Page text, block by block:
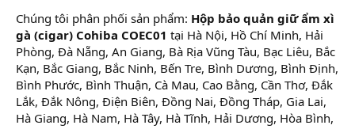
Chúng tôi phân phối sản phẩm: Hộp bảo quản giữ ẩm xì
gà (cigar) Cohiba COEC01 tại Hà Nội, Hồ Chí Minh, Hải
Phòng, Đà Nẵng, An Giang, Bà Rịa Vũng Tàu, Bạc Liêu, Bắc
Kạn, Bắc Giang, Bắc Ninh, Bến Tre, Bình Dương, Bình Định,
Bình Phước, Bình Thuận, Cà Mau, Cao Bằng, Cần Thơ, Đắk
Lắk, Đắk Nông, Điện Biên, Đồng Nai, Đồng Tháp, Gia Lai,
Hà Giang, Hà Nam, Hà Tây, Hà Tĩnh, Hải Dương, Hòa Bình,